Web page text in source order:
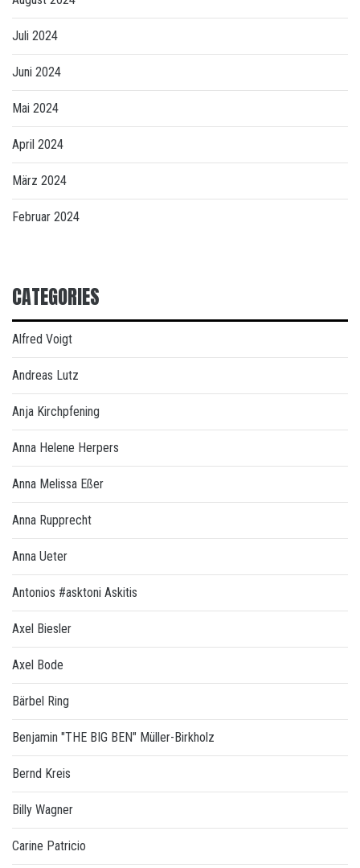
Juli 2024
Juni 2024
Mai 2024
April 2024
März 2024
Februar 2024
CATEGORIES
Alfred Voigt
Andreas Lutz
Anja Kirchpfening
Anna Helene Herpers
Anna Melissa Eßer
Anna Rupprecht
Anna Ueter
Antonios #asktoni Askitis
Axel Biesler
Axel Bode
Bärbel Ring
Benjamin "THE BIG BEN" Müller-Birkholz
Bernd Kreis
Billy Wagner
Carine Patricio